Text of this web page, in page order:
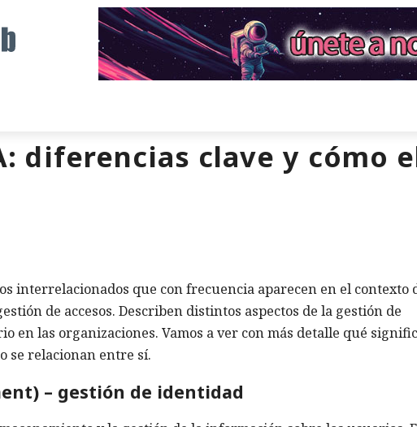
diferencias clave y cómo
interrelacionados que con frecuencia aparecen en el contexto
de accesos. Describen distintos aspectos de la gestión de
en las organizaciones. Vamos a ver con más detalle qué
se relacionan entre sí.
– gestión de identidad